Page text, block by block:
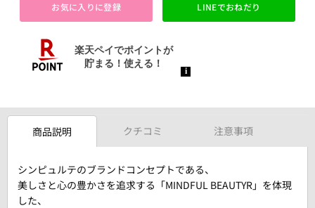
お気に入りに登録 LINEでおねだり
商品説明 クチコミ 注意事項
シンピュルテのブランドコンセプトである、
美しさと心の豊かさを追求する「MINDFUL BEAUTYR」を体現
した、